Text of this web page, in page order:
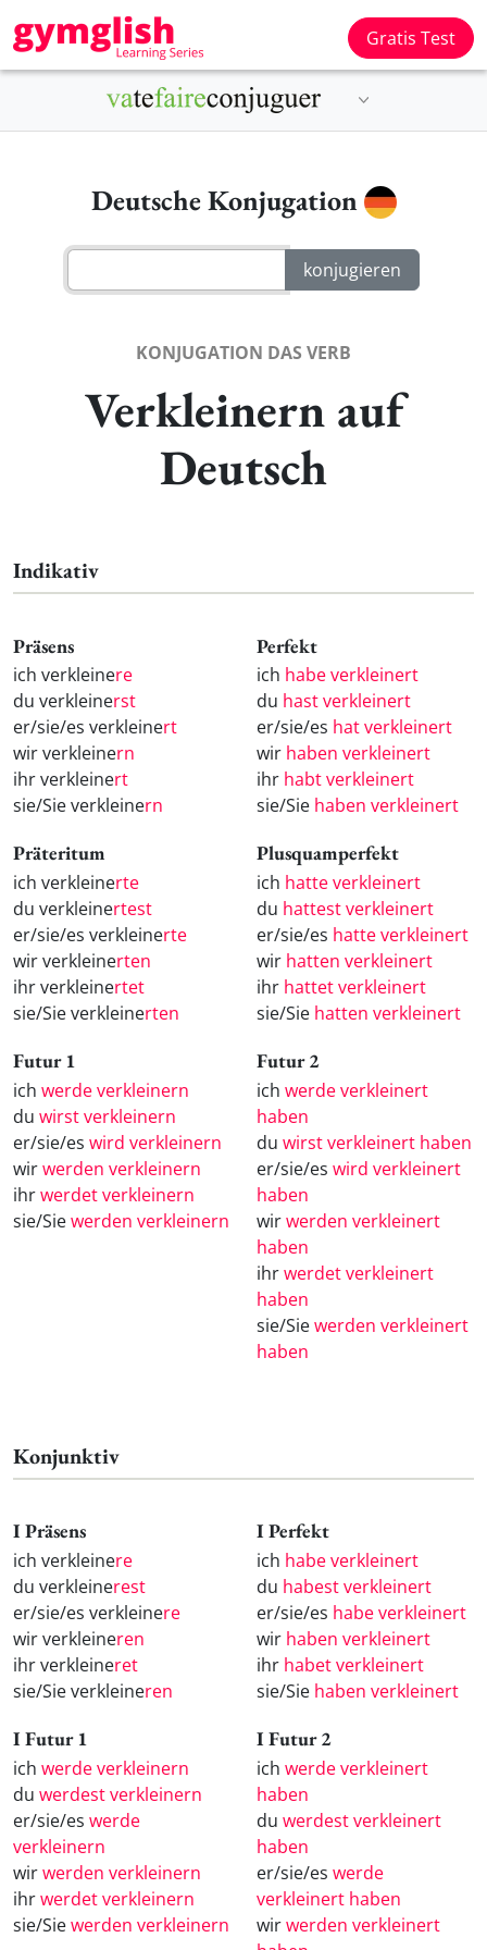
Gratis Test
Deutsche Konjugation
KONJUGATION DAS VERB
Verkleinern auf
Deutsch
Indikativ
Präsens
ich verkleinere
du verkleinerst
er/sie/es verkleinert
wir verkleinern
ihr verkleinert
sie/Sie verkleinern
Perfekt
ich habe verkleinert
du hast verkleinert
er/sie/es hat verkleinert
wir haben verkleinert
ihr habt verkleinert
sie/Sie haben verkleinert
Präteritum
ich verkleinerte
du verkleinertest
er/sie/es verkleinerte
wir verkleinerten
ihr verkleinertet
sie/Sie verkleinerten
Plusquamperfekt
ich hatte verkleinert
du hattest verkleinert
er/sie/es hatte verkleinert
wir hatten verkleinert
ihr hattet verkleinert
sie/Sie hatten verkleinert
Futur 1
ich werde verkleinern
du wirst verkleinern
er/sie/es wird verkleinern
wirwerden verkleinern
ihrwerdet verkleinern
sie/Siewerden verkleinern
Futur 2
ich werde verkleinert
haben
du wirst verkleinert haben
er/sie/es wird verkleinert
haben
wirwerden verkleinert
haben
ihrwerdet verkleinert
haben
sie/Siewerden verkleinert
haben
Konjunktiv
I Präsens
ich verkleinere
du verkleinerest
er/sie/es verkleinere
wir verkleineren
ihr verkleineret
sie/Sie verkleineren
I Perfekt
ich habe verkleinert
du habest verkleinert
er/sie/es habe verkleinert
wir haben verkleinert
ihr habet verkleinert
sie/Sie haben verkleinert
I Futur 1
ich werde verkleinern
du werdest verkleinern
er/sie/es werde
verkleinern
wirwerden verkleinern
ihrwerdet verkleinern
sie/Siewerden verkleinern
I Futur 2
ich werde verkleinert
haben
du werdest verkleinert
haben
er/sie/es werde
verkleinert haben
wirwerden verkleinert